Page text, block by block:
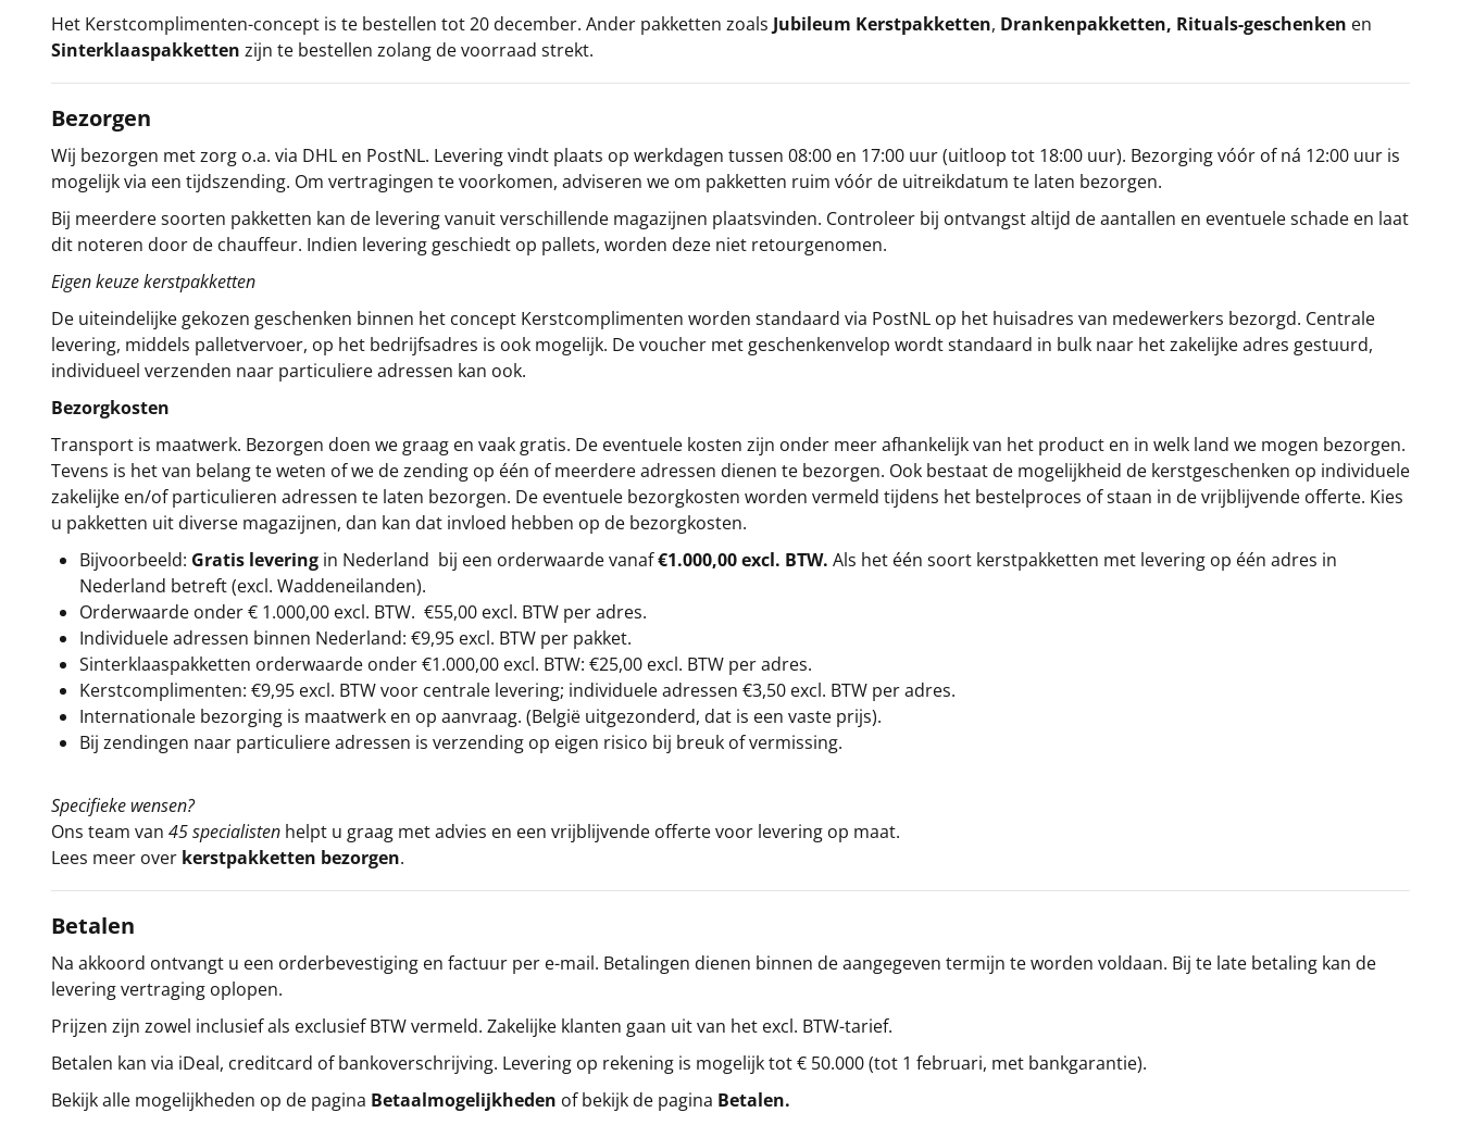
Het Kerstcomplimenten-concept is te bestellen tot 20 december. Ander pakketten zoals Jubileum Kerstpakketten, Drankenpakketten, Rituals-geschenken en
Sinterklaaspakketten zijn te bestellen zolang de voorraad strekt.
Bezorgen
Wij bezorgen met zorg o.a. via DHL en PostNL. Levering vindt plaats op werkdagen tussen 08:00 en 17:00 uur (uitloop tot 18:00 uur). Bezorging vóór of ná 12:00 uur is
mogelijk via een tijdszending. Om vertragingen te voorkomen, adviseren we om pakketten ruim vóór de uitreikdatum te laten bezorgen.
Bij meerdere soorten pakketten kan de levering vanuit verschillende magazijnen plaatsvinden. Controleer bij ontvangst altijd de aantallen en eventuele schade en laat
dit noteren door de chauffeur. Indien levering geschiedt op pallets, worden deze niet retourgenomen.
Eigen keuze kerstpakketten
De uiteindelijke gekozen geschenken binnen het concept Kerstcomplimenten worden standaard via PostNL op het huisadres van medewerkers bezorgd. Centrale
levering, middels palletvervoer, op het bedrijfsadres is ook mogelijk. De voucher met geschenkenvelop wordt standaard in bulk naar het zakelijke adres gestuurd,
individueel verzenden naar particuliere adressen kan ook.
Bezorgkosten
Transport is maatwerk. Bezorgen doen we graag en vaak gratis. De eventuele kosten zijn onder meer afhankelijk van het product en in welk land we mogen bezorgen.
Tevens is het van belang te weten of we de zending op één of meerdere adressen dienen te bezorgen. Ook bestaat de mogelijkheid de kerstgeschenken op individuele
zakelijke en/of particulieren adressen te laten bezorgen. De eventuele bezorgkosten worden vermeld tijdens het bestelproces of staan in de vrijblijvende offerte. Kies
u pakketten uit diverse magazijnen, dan kan dat invloed hebben op de bezorgkosten.
Bijvoorbeeld: Gratis levering in Nederland bij een orderwaarde vanaf€1.000,00 excl. BTW. Als het één soort kerstpakketten met levering op één adres in
Nederland betreft (excl. Waddeneilanden).
Orderwaarde onder € 1.000,00 excl. BTW. €55,00 excl. BTW per adres.
Individuele adressen binnen Nederland: €9,95 excl. BTW per pakket.
Sinterklaaspakketten orderwaarde onder €1.000,00 excl. BTW: €25,00 excl. BTW per adres.
Kerstcomplimenten: €9,95 excl. BTW voor centrale levering; individuele adressen €3,50 excl. BTW per adres.
Internationale bezorging is maatwerk en op aanvraag. (België uitgezonderd, dat is een vaste prijs).
Bij zendingen naar particuliere adressen is verzending op eigen risico bij breuk of vermissing.
Specifieke wensen?
Ons team van 45 specialisten helpt u graag met advies en een vrijblijvende offerte voor levering op maat.
Lees meer over kerstpakketten bezorgen.
Betalen
Na akkoord ontvangt u een orderbevestiging en factuur per e-mail. Betalingen dienen binnen de aangegeven termijn te worden voldaan. Bij te late betaling kan de
levering vertraging oplopen.
Prijzen zijn zowel inclusief als exclusief BTW vermeld. Zakelijke klanten gaan uit van het excl. BTW-tarief.
Betalen kan via iDeal, creditcard of bankoverschrijving. Levering op rekening is mogelijk tot € 50.000 (tot 1 februari, met bankgarantie).
Bekijk alle mogelijkheden op de pagina Betaalmogelijkheden of bekijk de pagina Betalen.